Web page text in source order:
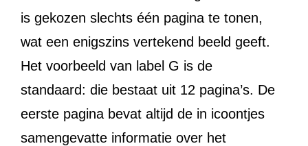
is gekozen slechts één pagina te tonen,
wat een enigszins vertekend beeld geeft.
Het voorbeeld van label G is de
standaard: die bestaat uit 12 pagina’s. De
eerste pagina bevat altijd de in icoontjes
samengevatte informatie over het